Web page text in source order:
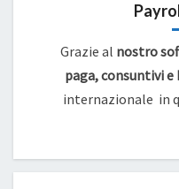
Grazie al nostro
paga, consuntivi
internazionale in